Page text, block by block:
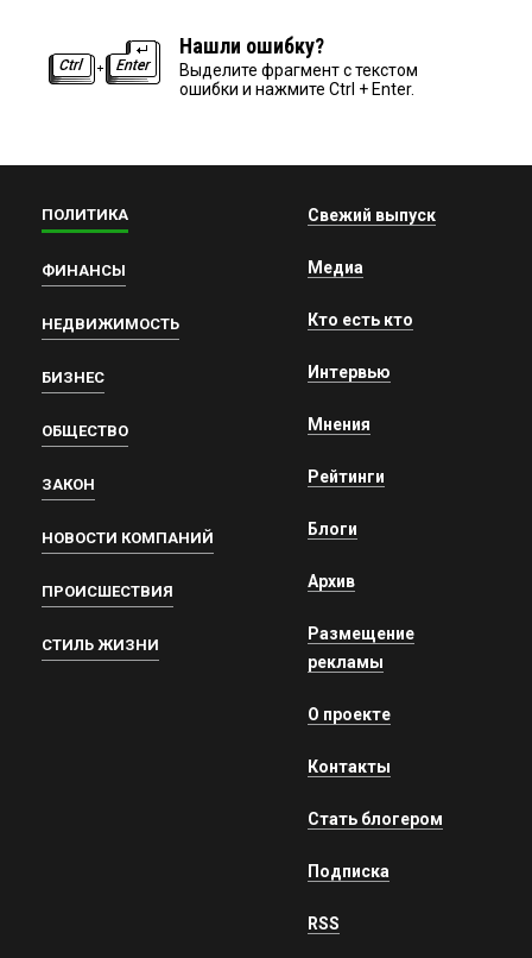
Нашли ошибку?
Выделите фрагмент с текстом
ошибки и нажмите Ctrl + Enter.
ПОЛИТИКА
ФИНАНСЫ
НЕДВИЖИМОСТЬ
БИЗНЕС
ОБЩЕСТВО
ЗАКОН
НОВОСТИ КОМПАНИЙ
ПРОИСШЕСТВИЯ
СТИЛЬ ЖИЗНИ
Свежий выпуск
Медиа
Кто есть кто
Интервью
Мнения
Рейтинги
Блоги
Архив
Размещение
рекламы
О проекте
Контакты
Стать блогером
Подписка
RSS